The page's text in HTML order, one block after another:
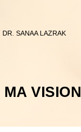
DR. SANAA LAZRAK